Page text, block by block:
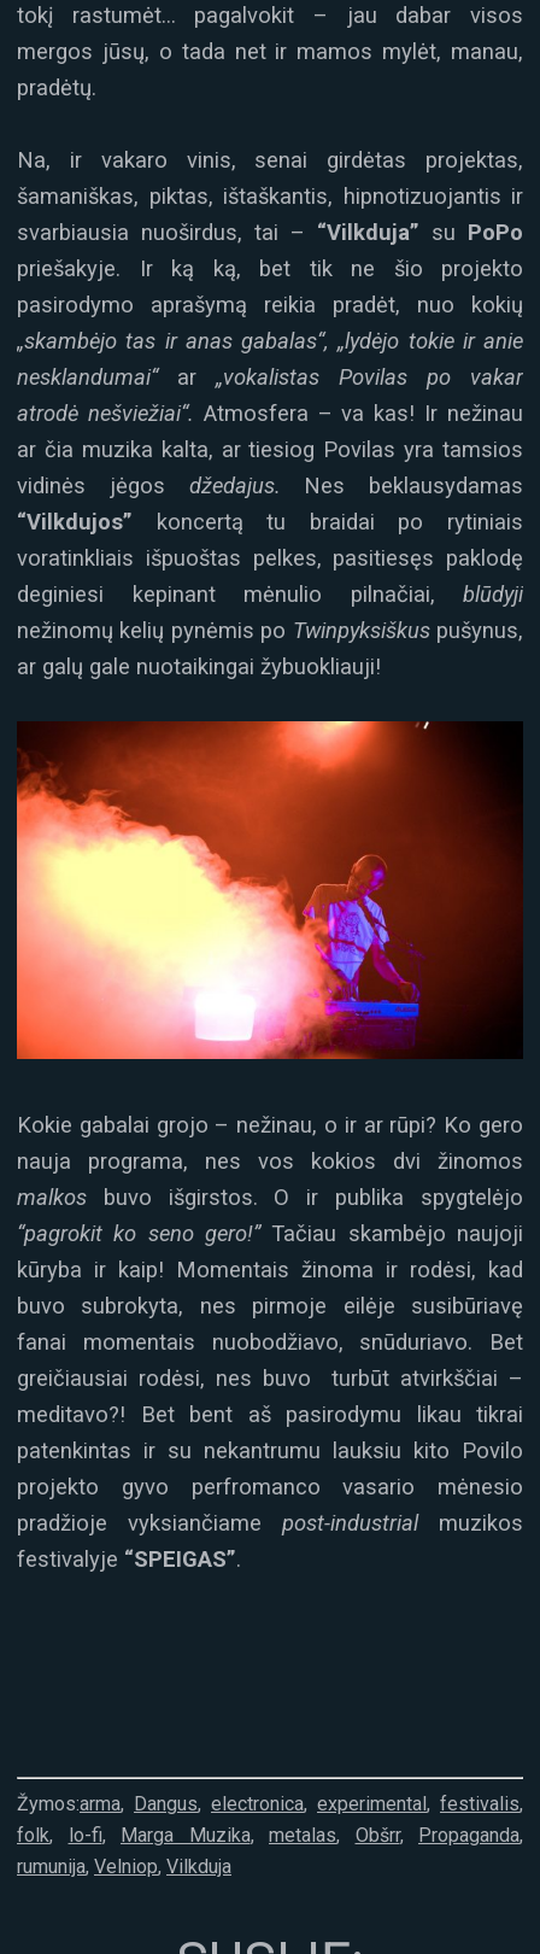
tokį rastumėt… pagalvokit – jau dabar visos
mergos jūsų, o tada net ir mamos mylėt, manau,
pradėtų.
Na, ir vakaro vinis, senai girdėtas projektas,
šamaniškas, piktas, ištaškantis, hipnotizuojantis ir
svarbiausia nuoširdus, tai – “Vilkduja” su PoPo
priešakyje. Ir ką ką, bet tik ne šio projekto
pasirodymo aprašymą reikia pradėt, nuo kokių
„skambėjo tas ir anas gabalas“, „lydėjo tokie ir anie
nesklandumai“ar „vokalistas Povilas po vakar
atrodė nešviežiai“. Atmosfera – va kas! Ir nežinau
ar čia muzika kalta, ar tiesiog Povilas yra tamsios
vidinės jėgos džedajus. Nes beklausydamas
“Vilkdujos” koncertą tu braidai po rytiniais
voratinkliais išpuoštas pelkes, pasitiesęs paklodę
deginiesi kepinant mėnulio pilnačiai, blūdyji
nežinomų kelių pynėmis po Twinpyksiškuspušynus,
ar galų gale nuotaikingai žybuokliauji!
Kokie gabalai grojo – nežinau, o ir ar rūpi? Ko gero
nauja programa, nes vos kokios dvi žinomos
malkos buvo išgirstos. O ir publika spygtelėjo
“pagrokit ko seno gero!”Tačiau skambėjo naujoji
kūryba ir kaip! Momentais žinoma ir rodėsi, kad
buvo subrokyta, nes pirmoje eilėje susibūriavę
fanai momentais nuobodžiavo, snūduriavo. Bet
greičiausiai rodėsi, nes buvo turbūt atvirkščiai –
meditavo?! Bet bent aš pasirodymu likau tikrai
patenkintas ir su nekantrumu lauksiu kito Povilo
projekto gyvo perfromanco vasario mėnesio
pradžioje vyksiančiame post-industrialmuzikos
festivalyje “SPEIGAS”.
Žymos:arma, Dangus, electronica, experimental , festivalis,
folk, lo-fi, Marga Muzika, metalas, Obšrr, Propaganda,
rumunija, Velniop, Vilkduja